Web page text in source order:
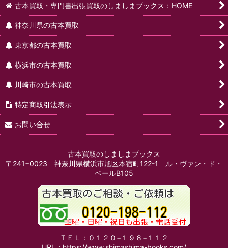
古本買取・専門書出張買取のしましまブックス：HOME
神奈川県の古本買取
東京都の古本買取
横浜市の古本買取
川崎市の古本買取
特定商取引法表示
お問い合せ
古本買取のしましまブックス
〒241−0023 神奈川県横浜市旭区本宿町122-1 ル・ヴァン・ド・
ベールB105
ＴＥＬ：０１２０−１９８−１１２